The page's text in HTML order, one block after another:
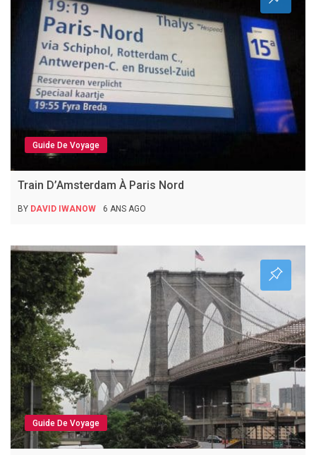
Guide De Voyage
Train D’Amsterdam À Paris Nord
BY DAVID IWANOW 6 ANS AGO
Guide De Voyage